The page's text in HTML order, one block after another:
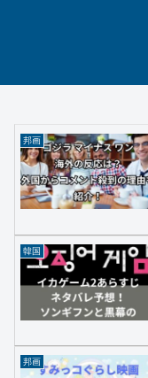
邦画
韓国
邦画